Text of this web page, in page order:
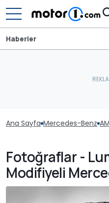
Haberler
Ana Sayfa Mercedes-Benz
Fotoğraflar -
Modifiyeli